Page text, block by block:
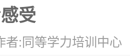
受
者:同等学力培训中心